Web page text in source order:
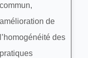
commun,
amélioration de
l’homogénéité des
pratiques